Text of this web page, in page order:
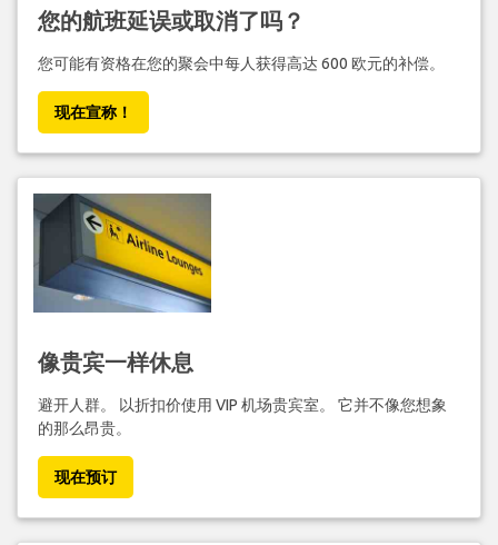
您的航班延误或取消了吗？
您可能有资格在您的聚会中每人获得高达 600 欧元的补偿。
现在宣称！
像贵宾一样休息
避开人群。 以折扣价使用 VIP 机场贵宾室。 它并不像您想象
的那么昂贵。
现在预订